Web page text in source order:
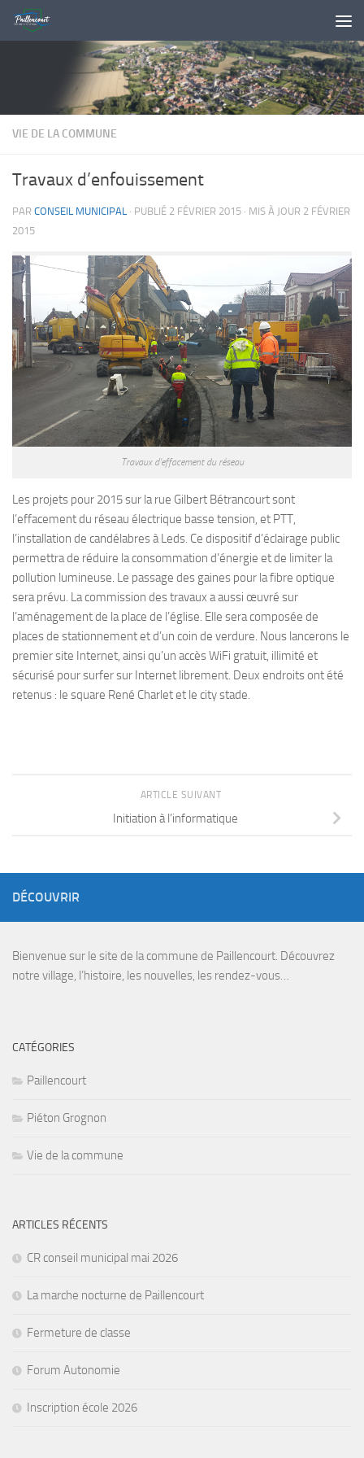
Skip to content
VIE DE LA COMMUNE
Travaux d’enfouissement
PAR CONSEIL MUNICIPAL · PUBLIÉ 2 FÉVRIER 2015 · MIS À JOUR 2 FÉVRIER
2015
Travaux d’effacement du réseau
Les projets pour 2015 sur la rue Gilbert Bétrancourt sont
l’effacement du réseau électrique basse tension, et PTT,
l’installation de candélabres à Leds. Ce dispositif d’éclairage public
permettra de réduire la consommation d’énergie et de limiter la
pollution lumineuse. Le passage des gaines pour la fibre optique
sera prévu. La commission des travaux a aussi œuvré sur
l’aménagement de la place de l’église. Elle sera composée de
places de stationnement et d’un coin de verdure. Nous lancerons le
premier site Internet, ainsi qu’un accès WiFi gratuit, illimité et
sécurisé pour surfer sur Internet librement. Deux endroits ont été
retenus : le square René Charlet et le city stade.
ARTICLE SUIVANT
Initiation à l’informatique
DÉCOUVRIR
Bienvenue sur le site de la commune de Paillencourt. Découvrez
notre village, l’histoire, les nouvelles, les rendez-vous…
CATÉGORIES
Paillencourt
Piéton Grognon
Vie de la commune
ARTICLES RÉCENTS
CR conseil municipal mai 2026
La marche nocturne de Paillencourt
Fermeture de classe
Forum Autonomie
Inscription école 2026